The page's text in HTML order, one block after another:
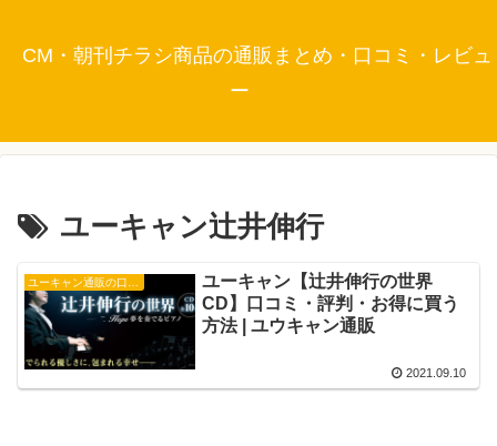
CM・朝刊チラシ商品の通販まとめ・口コミ・レビュ
ー
ユーキャン辻井伸行
ユーキャン【辻井伸行の世界
CD】口コミ・評判・お得に買う
方法 | ユウキャン通販
2021.09.10